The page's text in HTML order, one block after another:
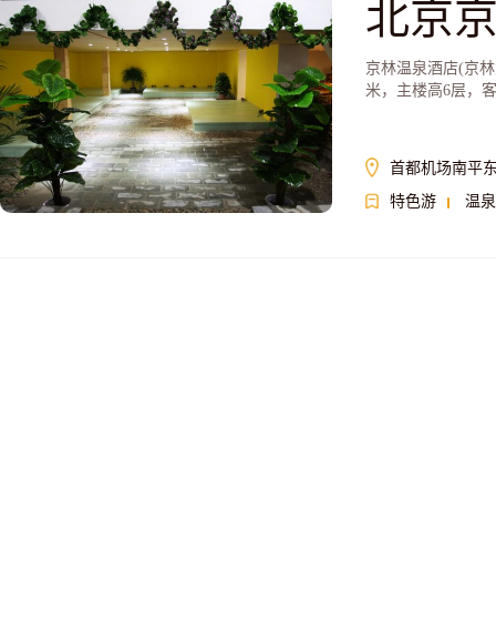
北京
京林温泉酒店(京
米，主楼高6层，
首都机场南平
特色游
温泉